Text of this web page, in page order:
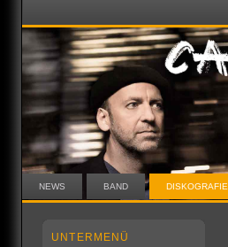
NEWS BAND DISKOGRAFIE
UNTERMENÜ